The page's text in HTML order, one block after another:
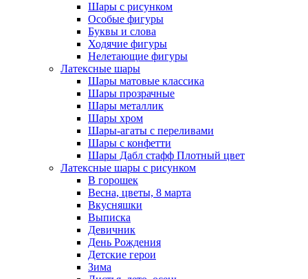
Шары с рисунком
Особые фигуры
Буквы и слова
Ходячие фигуры
Нелетающие фигуры
Латексные шары
Шары матовые классика
Шары прозрачные
Шары металлик
Шары хром
Шары-агаты с переливами
Шары с конфетти
Шары Дабл стафф Плотный цвет
Латексные шары с рисунком
В горошек
Весна, цветы, 8 марта
Вкусняшки
Выписка
Девичник
День Рождения
Детские герои
Зима